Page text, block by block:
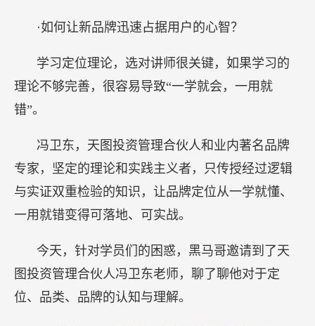
·如何让新品牌迅速占据用户的心智？
学习定位理论，选对讲师很关键，如果学习的
理论不够完善，很容易导致“一学就会，一用就
错”。
冯卫东，天图投资管理合伙人和业内著名品牌
专家，坚定的理论和实践主义者，只传授经过逻辑
与实证双重检验的知识，让品牌定位从一学就懂、
一用就错变得可落地、可实战。
今天，针对学员们的困惑，黑马哥邀请到了天
图投资管理合伙人冯卫东老师，聊了聊他对于定
位、品类、品牌的认知与理解。